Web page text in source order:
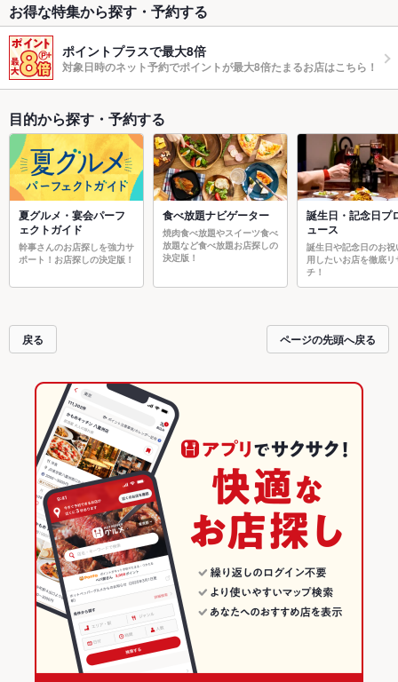
お得な特集から探す・予約する
ポイントプラスで最大8倍
対象日時のネット予約でポイントが最大8倍たまるお店はこちら！
目的から探す・予約する
夏グルメ・宴会パーフ
ェクトガイド
幹事さんのお店探しを強力サ
ポート！お店探しの決定版！
食べ放題ナビゲーター
焼肉食べ放題やスイーツ食べ
放題など食べ放題お店探しの
決定版！
誕生日・記念日プ
ュース
誕生日や記念日のお祝
用したいお店を徹底リ
チ！
戻る ページの先頭へ戻る